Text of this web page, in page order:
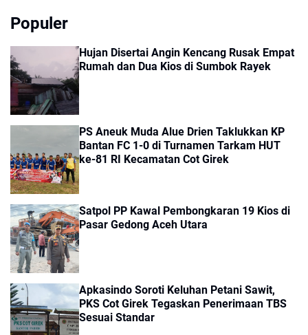
Populer
Hujan Disertai Angin Kencang Rusak Empat
Rumah dan Dua Kios di Sumbok Rayek
PS Aneuk Muda Alue Drien Taklukkan KP
Bantan FC 1-0 di Turnamen Tarkam HUT
ke-81 RI Kecamatan Cot Girek
Satpol PP Kawal Pembongkaran 19 Kios di
Pasar Gedong Aceh Utara
Apkasindo Soroti Keluhan Petani Sawit,
PKS Cot Girek Tegaskan Penerimaan TBS
Sesuai Standar